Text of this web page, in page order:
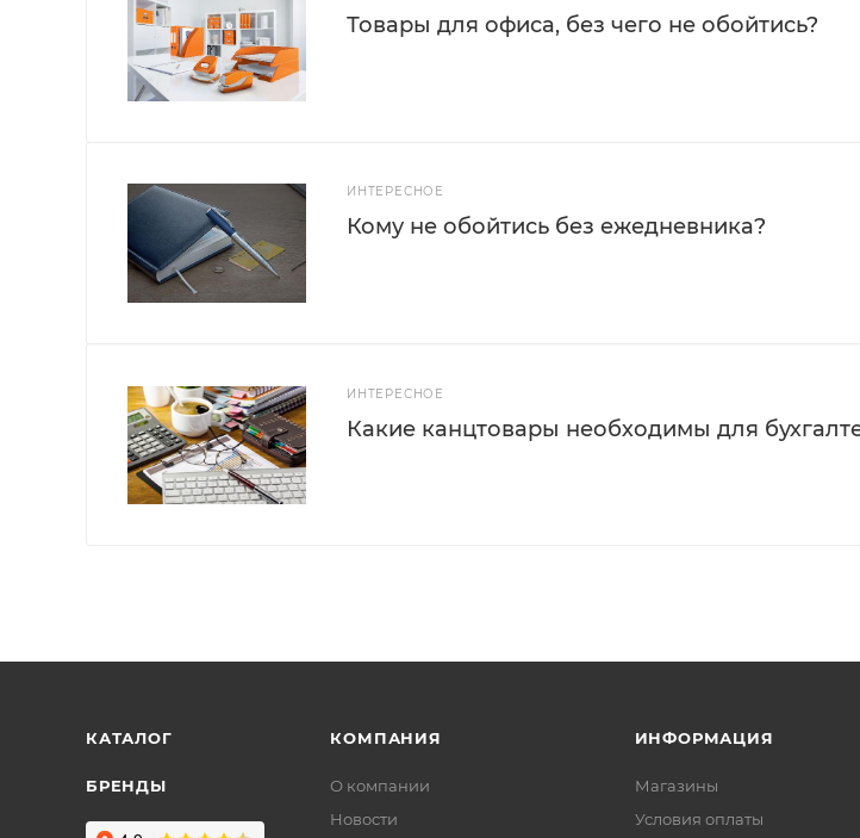
Товары для офиса, без чего не обойтись?
ИНТЕРЕСНОЕ
Кому не обойтись без ежедневника?
ИНТЕРЕСНОЕ
Какие канцтовары необходимы для
КАТАЛОГ
БРЕНДЫ
КОМПАНИЯ
О компании
Новости
ИНФОРМАЦИЯ
Магазины
Условия оплаты